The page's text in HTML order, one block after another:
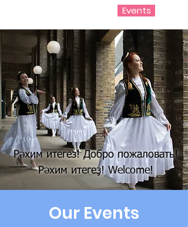
Events
Рәхим итегез! Добро пожаловать!
Рәхим итегеҙ! Welcome!
Our Events